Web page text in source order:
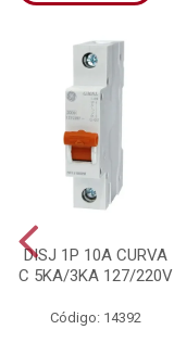
DISJ 1P 10A CURVA
C 5KA/3KA 127/220V
Código: 14392